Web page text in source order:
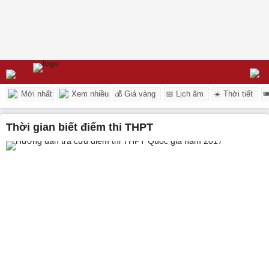
Mới nhất Xem nhiều 💰 Giá vàng 📅 Lịch âm ☀️ Thời tiết
Thời gian biết điểm thi THPT